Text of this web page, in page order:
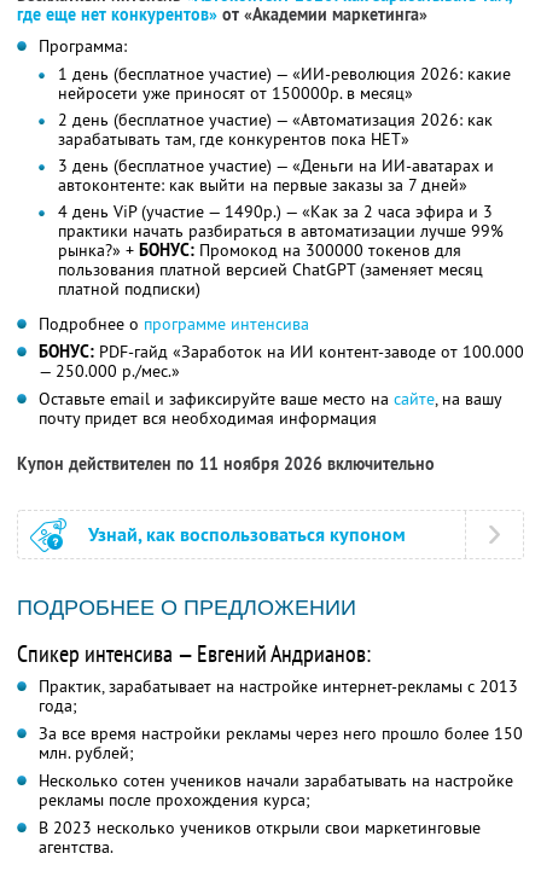
где еще нет конкурентов» от «Академии маркетинга»
Программа:
1 день (бесплатное участие) — «ИИ-революция 2026: какие
нейросети уже приносят от 150000р. в месяц»
2 день (бесплатное участие) — «Автоматизация 2026: как
зарабатывать там, где конкурентов пока НЕТ»
3 день (бесплатное участие) — «Деньги на ИИ-аватарах и
автоконтенте: как выйти на первые заказы за 7 дней»
4 день ViP (участие — 1490р.) — «Как за 2 часа эфира и 3
практики начать разбираться в автоматизации лучше 99%
рынка?» + БОНУС: Промокод на 300000 токенов для
пользования платной версией ChatGPT (заменяет месяц
платной подписки)
Подробнее о программе интенсива
БОНУС: PDF-гайд «Заработок на ИИ контент-заводе от 100.000
— 250.000 р./мес.»
Оставьте email и зафиксируйте ваше место на сайте, на вашу
почту придет вся необходимая информация
Купон действителен по 11 ноября 2026 включительно
Узнай, как воспользоваться купоном
ПОДРОБНЕЕ О ПРЕДЛОЖЕНИИ
Спикер интенсива — Евгений Андрианов:
Практик, зарабатывает на настройке интернет-рекламы с 2013
года;
За все время настройки рекламы через него прошло более 150
млн. рублей;
Несколько сотен учеников начали зарабатывать на настройке
рекламы после прохождения курса;
В 2023 несколько учеников открыли свои маркетинговые
агентства.